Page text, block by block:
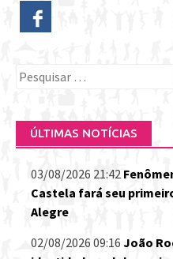
Pesquisar
ÚLTIMAS NOTÍCIAS
03/08/2026 21:42
Castela fará seu
Alegre
02/08/2026 09:16 João